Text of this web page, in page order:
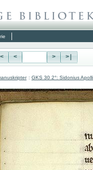
|< < > >|
: GKS 30 2°: Sidonius